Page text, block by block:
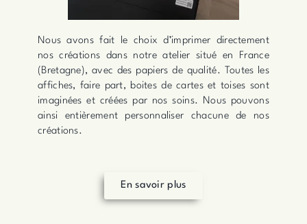
Nous avons fait le choix d’imprimer directement
nos créations dans notre atelier situé en France
(Bretagne), avec des papiers de qualité. Toutes les
affiches, faire part, boites de cartes et toises sont
imaginées et créées par nos soins. Nous pouvons
ainsi entièrement personnaliser chacune de nos
créations.
En savoir plus